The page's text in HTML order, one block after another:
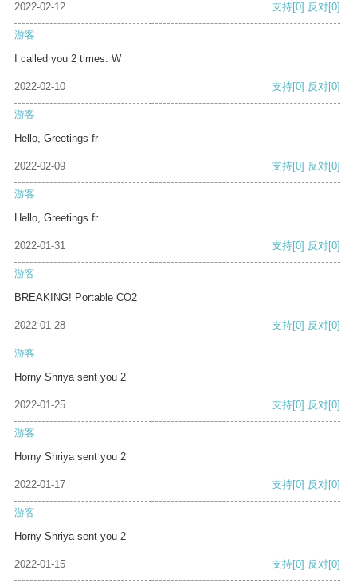
2022-02-12 支持[0] 反对[0]
游客
I called you 2 times. W
2022-02-10 支持[0] 反对[0]
游客
Hello, Greetings fr
2022-02-09 支持[0] 反对[0]
游客
Hello, Greetings fr
2022-01-31 支持[0] 反对[0]
游客
BREAKING! Portable CO2
2022-01-28 支持[0] 反对[0]
游客
Horny Shriya sent you 2
2022-01-25 支持[0] 反对[0]
游客
Horny Shriya sent you 2
2022-01-17 支持[0] 反对[0]
游客
Horny Shriya sent you 2
2022-01-15 支持[0] 反对[0]